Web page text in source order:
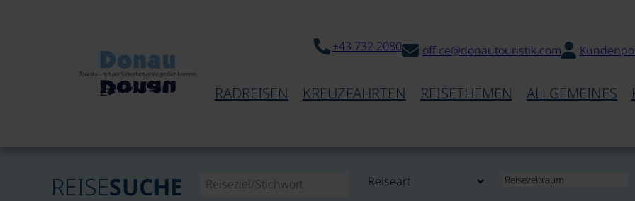
+43 732 2080 office@donautouristik.com
RADREISEN KREUZFAHRTEN REISETHEMEN ALLGEMEINES
REISESUCHE